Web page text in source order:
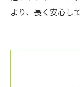
より、長く安心し